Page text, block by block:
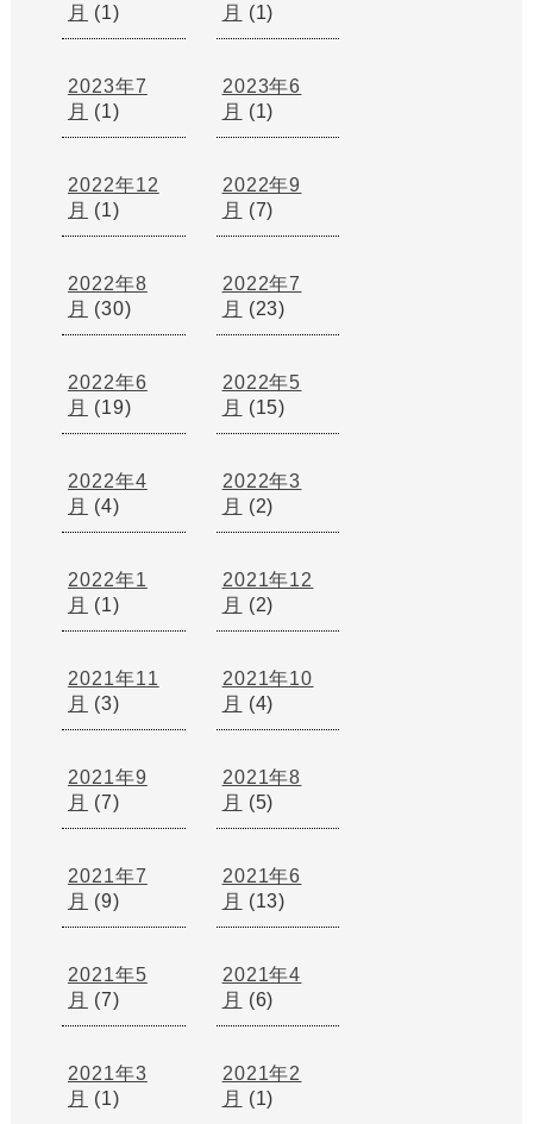
月
(1)
月
(1)
2023年7
月
(1)
2023年6
月
(1)
2022年12
月
(1)
2022年9
月
(7)
2022年8
月
(30)
2022年7
月
(23)
2022年6
月
(19)
2022年5
月
(15)
2022年4
月
(4)
2022年3
月
(2)
2022年1
月
(1)
2021年12
月
(2)
2021年11
月
(3)
2021年10
月
(4)
2021年9
月
(7)
2021年8
月
(5)
2021年7
月
(9)
2021年6
月
(13)
2021年5
月
(7)
2021年4
月
(6)
2021年3
月
(1)
2021年2
月
(1)